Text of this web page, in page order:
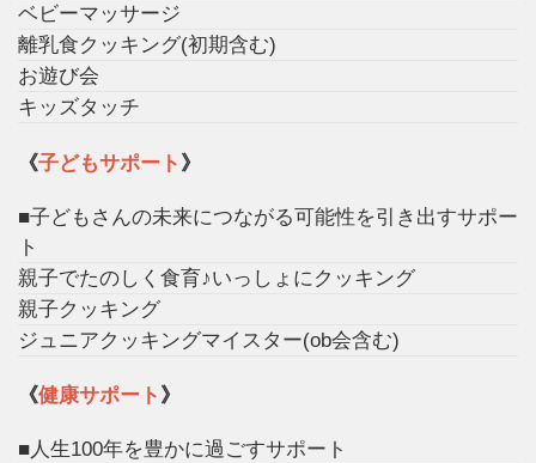
ベビーマッサージ
離乳食クッキング(初期含む)
お遊び会
キッズタッチ
《子どもサポート 》
■子どもさんの未来につながる可能性を引き出すサポー
ト
親子でたのしく食育♪いっしょにクッキング
親子クッキング
ジュニアクッキングマイスター(ob会含む)
《健康サポート 》
■人生100年を豊かに過ごすサポート